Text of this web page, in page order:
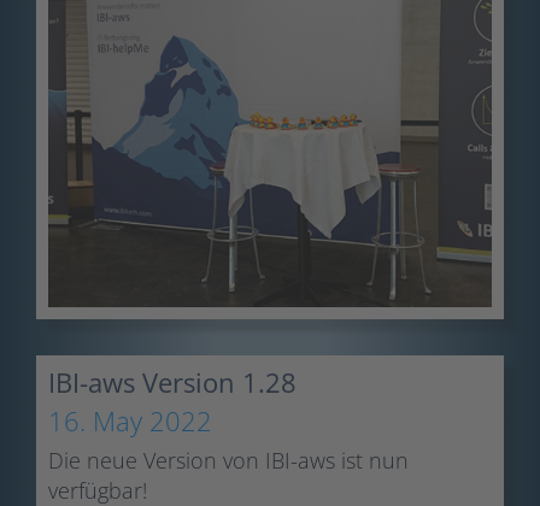
IBI-aws Version 1.28
16. May 2022
Die neue Version von IBI-aws ist nun
verfügbar!